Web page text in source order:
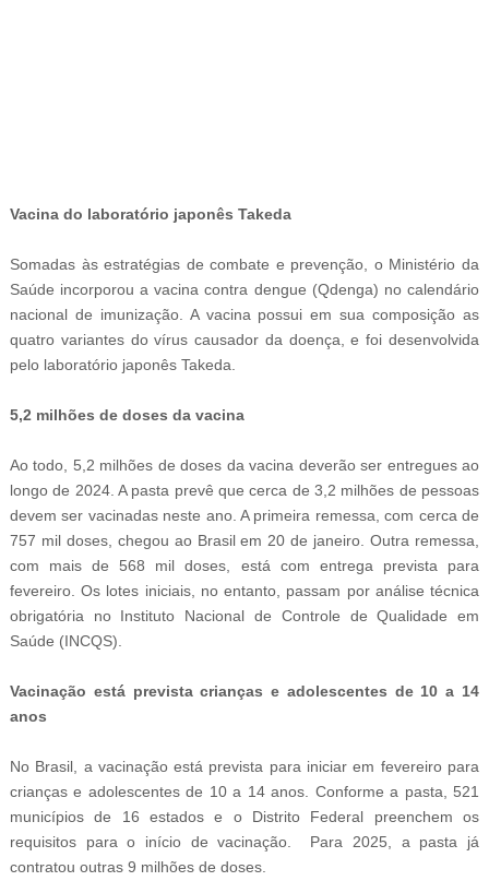
Vacina do laboratório japonês Takeda
Somadas às estratégias de combate e prevenção, o Ministério da
Saúde incorporou a vacina contra dengue (Qdenga) no calendário
nacional de imunização. A vacina possui em sua composição as
quatro variantes do vírus causador da doença, e foi desenvolvida
pelo laboratório japonês Takeda.
5,2 milhões de doses da vacina
Ao todo, 5,2 milhões de doses da vacina deverão ser entregues ao
longo de 2024. A pasta prevê que cerca de 3,2 milhões de pessoas
devem ser vacinadas neste ano. A primeira remessa, com cerca de
757 mil doses, chegou ao Brasil em 20 de janeiro. Outra remessa,
com mais de 568 mil doses, está com entrega prevista para
fevereiro. Os lotes iniciais, no entanto, passam por análise técnica
obrigatória no Instituto Nacional de Controle de Qualidade em
Saúde (INCQS).
Vacinação está prevista crianças e adolescentes de 10 a 14
anos
No Brasil, a vacinação está prevista para iniciar em fevereiro para
crianças e adolescentes de 10 a 14 anos. Conforme a pasta, 521
municípios de 16 estados e o Distrito Federal preenchem os
requisitos para o início de vacinação. Para 2025, a pasta já
contratou outras 9 milhões de doses.